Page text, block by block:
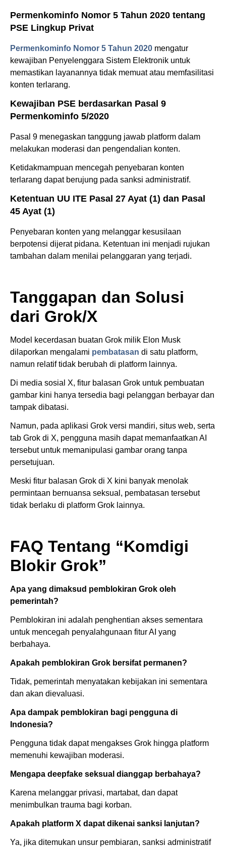
Permenkominfo Nomor 5 Tahun 2020 tentang
PSE Lingkup Privat
Permenkominfo Nomor 5 Tahun 2020 mengatur
kewajiban Penyelenggara Sistem Elektronik untuk
memastikan layanannya tidak memuat atau memfasilitasi
konten terlarang.
Kewajiban PSE berdasarkan Pasal 9
Permenkominfo 5/2020
Pasal 9 menegaskan tanggung jawab platform dalam
melakukan moderasi dan pengendalian konten.
Ketidakmampuan mencegah penyebaran konten
terlarang dapat berujung pada sanksi administratif.
Ketentuan UU ITE Pasal 27 Ayat (1) dan Pasal
45 Ayat (1)
Penyebaran konten yang melanggar kesusilaan
berpotensi dijerat pidana. Ketentuan ini menjadi rujukan
tambahan dalam menilai pelanggaran yang terjadi.
Tanggapan dan Solusi
dari Grok/X
Model kecerdasan buatan Grok milik Elon Musk
dilaporkan mengalami pembatasan di satu platform,
namun relatif tidak berubah di platform lainnya.
Di media sosial X, fitur balasan Grok untuk pembuatan
gambar kini hanya tersedia bagi pelanggan berbayar dan
tampak dibatasi.
Namun, pada aplikasi Grok versi mandiri, situs web, serta
tab Grok di X, pengguna masih dapat memanfaatkan AI
tersebut untuk memanipulasi gambar orang tanpa
persetujuan.
Meski fitur balasan Grok di X kini banyak menolak
permintaan bernuansa seksual, pembatasan tersebut
tidak berlaku di platform Grok lainnya.
FAQ Tentang “Komdigi
Blokir Grok”
Apa yang dimaksud pemblokiran Grok oleh
pemerintah?
Pemblokiran ini adalah penghentian akses sementara
untuk mencegah penyalahgunaan fitur AI yang
berbahaya.
Apakah pemblokiran Grok bersifat permanen?
Tidak, pemerintah menyatakan kebijakan ini sementara
dan akan dievaluasi.
Apa dampak pemblokiran bagi pengguna di
Indonesia?
Pengguna tidak dapat mengakses Grok hingga platform
memenuhi kewajiban moderasi.
Mengapa deepfake seksual dianggap berbahaya?
Karena melanggar privasi, martabat, dan dapat
menimbulkan trauma bagi korban.
Apakah platform X dapat dikenai sanksi lanjutan?
Ya, jika ditemukan unsur pembiaran, sanksi administratif